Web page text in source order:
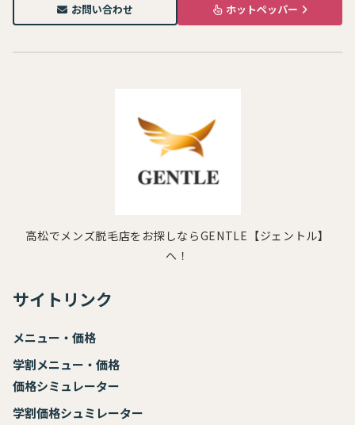
お問い合わせ ホットペッパー
高松でメンズ脱毛店をお探しならGENTLE【ジェントル】
へ！
サイトリンク
メニュー・価格
学割メニュー・価格
価格シミュレーター
学割価格シュミレーター